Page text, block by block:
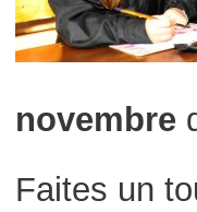
novembre
Faites un